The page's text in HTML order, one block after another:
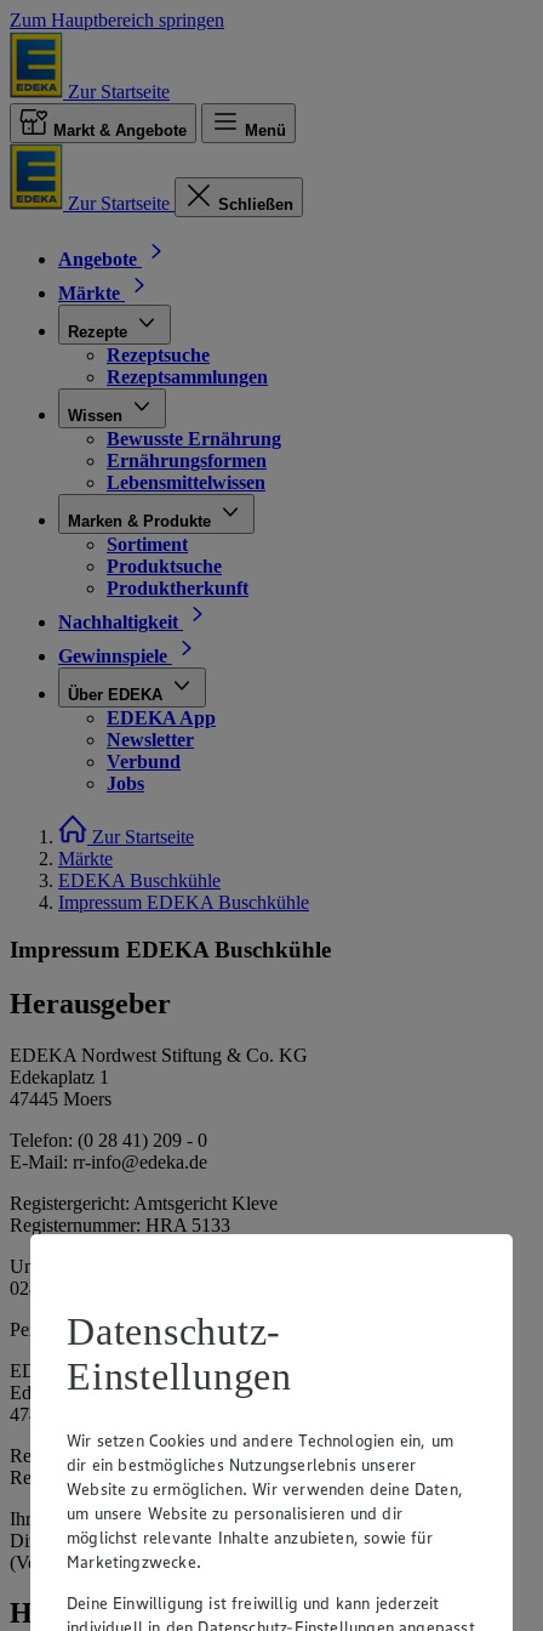
Zum Hauptbereich springen
Zur Startseite
Markt & Angebote Menü
Zur Startseite Schließen
Angebote
Märkte
Rezepte
Rezeptsuche
Rezeptsammlungen
Wissen
Bewusste Ernährung
Ernährungsformen
Lebensmittelwissen
Marken & Produkte
Sortiment
Produktsuche
Produktherkunft
Nachhaltigkeit
Gewinnspiele
Über EDEKA
EDEKA App
Newsletter
Verbund
Jobs
Zur Startseite
Märkte
EDEKA Buschkühle
Impressum EDEKA Buschkühle
Impressum EDEKA Buschkühle
Herausgeber
EDEKA Nordwest Stiftung & Co. KG
Edekaplatz 1
47445 Moers
Telefon: (0 28 41) 209 - 0
E-Mail: rr-info@edeka.de
Registergericht: Amtsgericht Kleve
Registernummer: HRA 5133
Umsatzsteuer-Identifikationsnummer gem. § 27a UStG: DE 335
024 695
Persönlich haftende Gesellschafterin:
EDEKA Nordwest Handelsstiftung e. K.
Edekaplatz 1
47445 Moers
Registergericht: Amtsgericht Kleve
Registernummer: HRA 5132
Ihrerseits vertreten durch: Frank Breuer (Vorstandsvorsitzender),
Dirk Neuhaus (Vorstandsvorsitzender), Peter Wagener
(Vorstandsvorsitzender)
Hinweise
Datenschutz-
Einstellungen
Wir setzen Cookies und andere Technologien ein, um
dir ein bestmögliches Nutzungserlebnis unserer
Website zu ermöglichen. Wir verwenden deine Daten,
um unsere Website zu personalisieren und dir
möglichst relevante Inhalte anzubieten, sowie für
Marketingzwecke.
Deine Einwilligung ist freiwillig und kann jederzeit